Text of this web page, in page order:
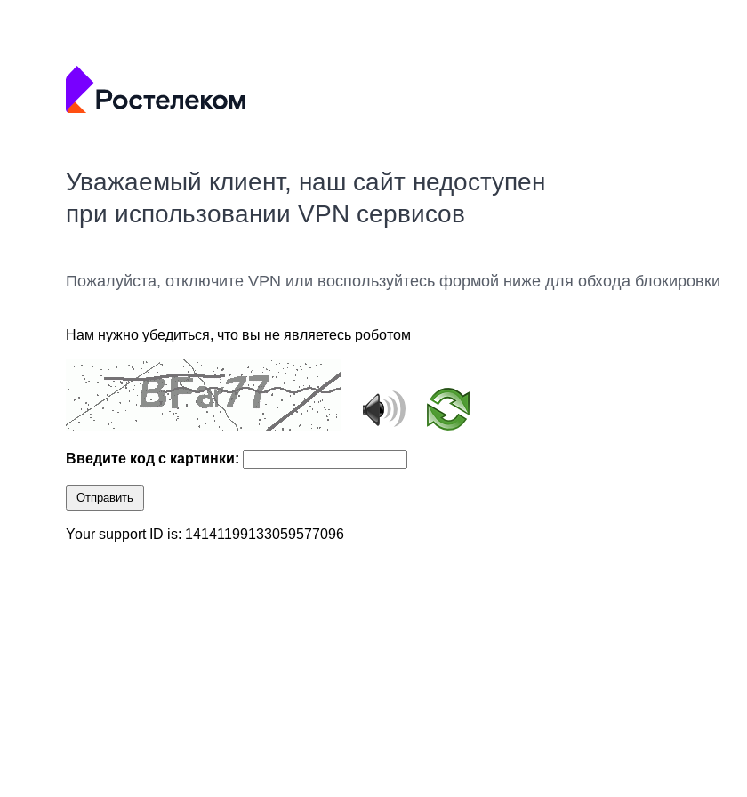
Уважаемый клиент, наш сайт недоступен
при использовании VPN сервисов
Пожалуйста, отключите VPN или воспользуйтесь формой ниже для обхода блокировки
Нам нужно убедиться, что вы не являетесь роботом
Введите код с картинки:
Отправить
Your support ID is: 14141199133059577096